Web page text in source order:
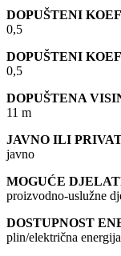
DOPUŠTENI
0,5
DOPUŠTENI
0,5
DOPUŠTENA
11 m
JAVNO ILI
javno
MOGUĆE
proizvodno-uslužne
DOSTUPNOST
plin/električna